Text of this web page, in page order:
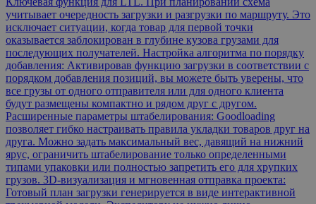
учитывает очередность загрузки и разгрузки по маршруту. Это
исключает ситуации, когда товар для первой точки
оказывается заблокирован в глубине кузова грузами для
последующих получателей. Настройка алгоритма по порядку
добавления: Активировав функцию загрузки в соответствии с
порядком добавления позиций, вы можете быть уверены, что
все грузы от одного отправителя или для одного клиента
будут размещены компактно и рядом друг с другом.
Расширенные параметры штабелирования: Goodloading
позволяет гибко настраивать правила укладки товаров друг на
друга. Можно задать максимальный вес, давящий на нижний
ярус, ограничить штабелирование только определенными
типами упаковки или полностью запретить его для хрупких
грузов. 3D-визуализация и мгновенная отправка проекта:
Готовый план загрузки генерируется в виде интерактивной